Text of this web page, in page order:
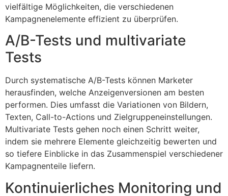
vielfältige Möglichkeiten, die verschiedenen
Kampagnenelemente effizient zu überprüfen.
A/B-Tests und multivariate
Tests
Durch systematische A/B-Tests können Marketer
herausfinden, welche Anzeigenversionen am besten
performen. Dies umfasst die Variationen von Bildern,
Texten, Call-to-Actions und Zielgruppeneinstellungen.
Multivariate Tests gehen noch einen Schritt weiter,
indem sie mehrere Elemente gleichzeitig bewerten und
so tiefere Einblicke in das Zusammenspiel verschiedener
Kampagnenteile liefern.
Kontinuierliches Monitoring und